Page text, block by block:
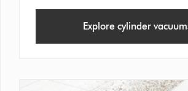
Explore cylinder